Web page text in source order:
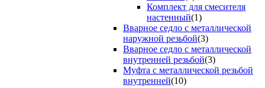
Комплект для смесителя
настенный(1)
Вварное седло с металлической
наружной резьбой(3)
Вварное седло с металлической
внутренней резьбой(3)
Муфта с металлической резьбой
внутренней(10)